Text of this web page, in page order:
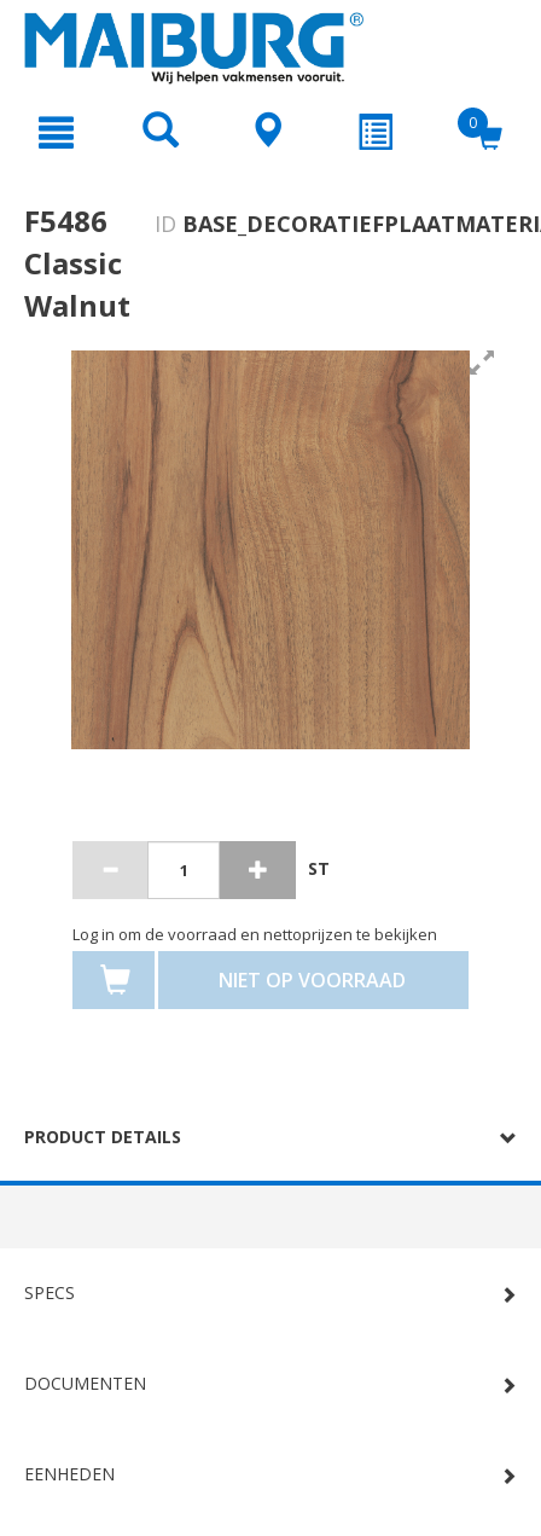
text.skipToNavigation
0
F5486
Classic
Walnut
ID
ST
Log in om de voorraad en nettoprijzen te bekijken
NIET OP VOORRAAD
PRODUCT DETAILS
SPECS
DOCUMENTEN
EENHEDEN